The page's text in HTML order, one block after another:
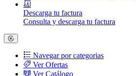
Descarga tu factura
Consulta y descarga tu factura
Navegar por categorias
Ver Ofertas
Ver Catálogo